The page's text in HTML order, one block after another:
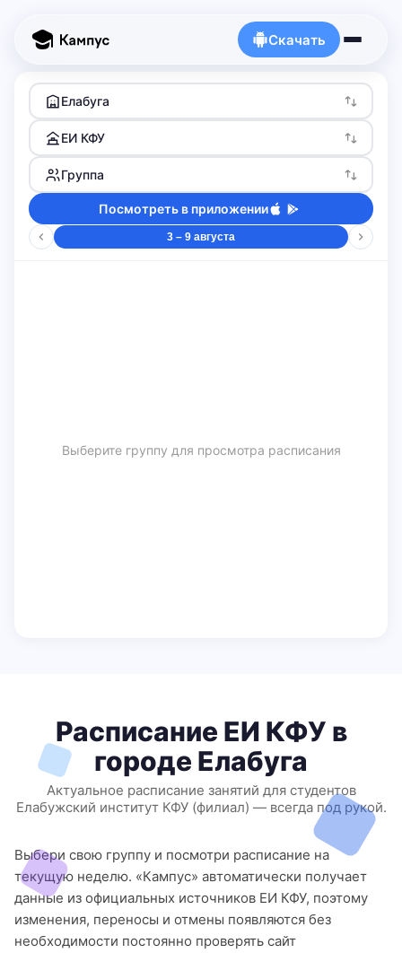
Скачать
Елабуга
ЕИ КФУ
Группа
Посмотреть в приложении
3 – 9 августа
Выберите группу для просмотра расписания
Расписание ЕИ КФУ в
городе Елабуга
Актуальное расписание занятий для студентов
Елабужский институт КФУ (филиал) — всегда под рукой.
Выбери свою группу и посмотри расписание на
текущую неделю. «Кампус» автоматически получает
данные из официальных источников ЕИ КФУ, поэтому
изменения, переносы и отмены появляются без
необходимости постоянно проверять сайт